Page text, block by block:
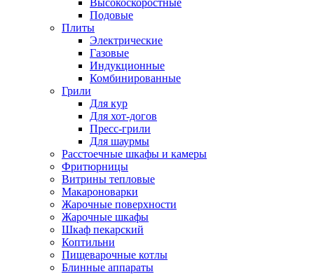
Подовые
Плиты
Электрические
Газовые
Индукционные
Комбинированные
Грили
Для кур
Для хот-догов
Пресс-грили
Для шаурмы
Расстоечные шкафы и камеры
Фритюрницы
Витрины тепловые
Макароноварки
Жарочные поверхности
Жарочные шкафы
Шкаф пекарский
Коптильни
Пищеварочные котлы
Блинные аппараты